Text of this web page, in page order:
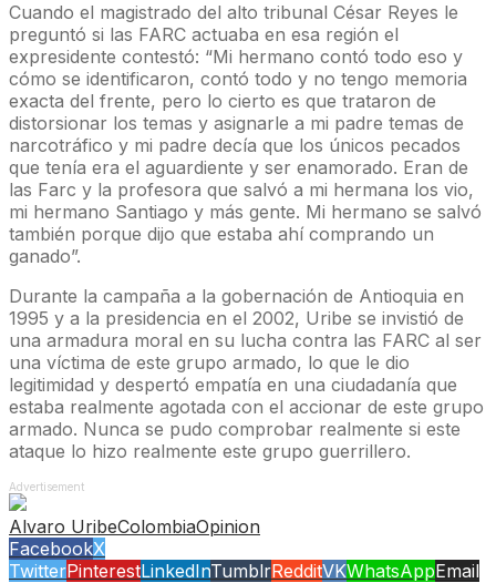
Cuando el magistrado del alto tribunal César Reyes le
preguntó si las FARC actuaba en esa región el
expresidente contestó: “Mi hermano contó todo eso y
cómo se identificaron, contó todo y no tengo memoria
exacta del frente, pero lo cierto es que trataron de
distorsionar los temas y asignarle a mi padre temas de
narcotráfico y mi padre decía que los únicos pecados
que tenía era el aguardiente y ser enamorado. Eran de
las Farc y la profesora que salvó a mi hermana los vio,
mi hermano Santiago y más gente. Mi hermano se salvó
también porque dijo que estaba ahí comprando un
ganado”.
Durante la campaña a la gobernación de Antioquia en
1995 y a la presidencia en el 2002, Uribe se invistió de
una armadura moral en su lucha contra las FARC al ser
una víctima de este grupo armado, lo que le dio
legitimidad y despertó empatía en una ciudadanía que
estaba realmente agotada con el accionar de este grupo
armado. Nunca se pudo comprobar realmente si este
ataque lo hizo realmente este grupo guerrillero.
Advertisement
Alvaro UribeColombiaOpinion
FacebookX
TwitterPinterestLinkedInTumblrRedditVKWhatsAppEmail